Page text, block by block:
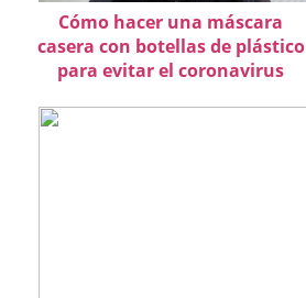
Cómo hacer una máscara
casera con botellas de plástico
para evitar el coronavirus